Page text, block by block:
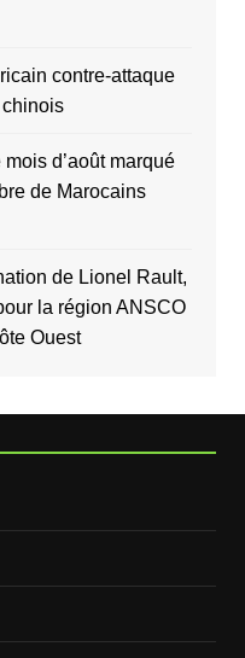
contre-attaque
d’août marqué
de Marocains
de Lionel Rault,
la région ANSCO
Ouest